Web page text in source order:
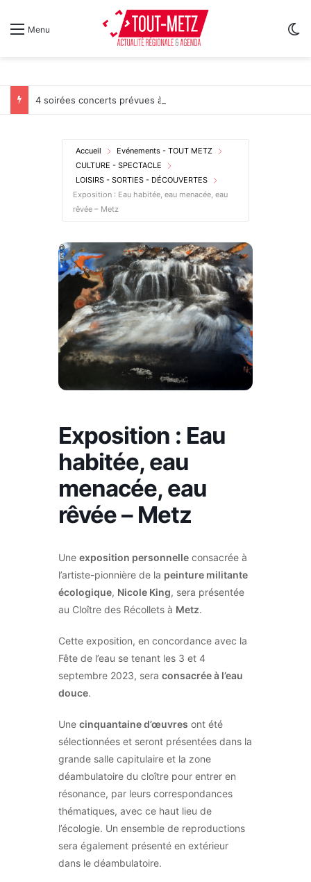
Menu
Accueil
Evénements - TOUT METZ
CULTURE - SPECTACLE
LOISIRS - SORTIES - DÉCOUVERTES
Exposition : Eau habitée, eau menacée, eau
rêvée – Metz
Exposition : Eau
habitée, eau
menacée, eau
rêvée – Metz
Une exposition personnelle consacrée à
l’artiste-pionnière de la peinture militante
écologique, Nicole King, sera présentée
au Cloître des Récollets à Metz.
Cette exposition, en concordance avec la
Fête de l’eau se tenant les 3 et 4
septembre 2023, sera consacrée à l’eau
douce.
Une cinquantaine d’œuvres ont été
sélectionnées et seront présentées dans la
grande salle capitulaire et la zone
déambulatoire du cloître pour entrer en
résonance, par leurs correspondances
thématiques, avec ce haut lieu de
l’écologie. Un ensemble de reproductions
sera également présenté en extérieur
dans le déambulatoire.